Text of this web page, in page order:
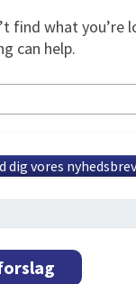
find what you’re
can help.
dig vores